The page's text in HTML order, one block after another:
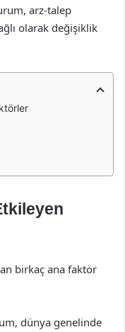
arz-talep
olarak değişiklik
birkaç ana faktör
dünya genelinde